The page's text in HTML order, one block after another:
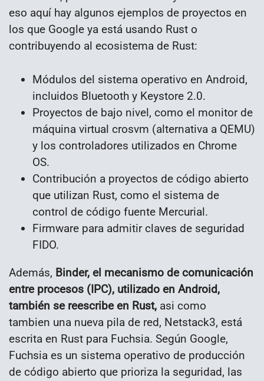
eso aquí hay algunos ejemplos de proyectos en
los que Google ya está usando Rust o
contribuyendo al ecosistema de Rust:
Módulos del sistema operativo en Android,
incluidos Bluetooth y Keystore 2.0.
Proyectos de bajo nivel, como el monitor de
máquina virtual crosvm (alternativa a QEMU)
y los controladores utilizados en Chrome
OS.
Contribución a proyectos de código abierto
que utilizan Rust, como el sistema de
control de código fuente Mercurial.
Firmware para admitir claves de seguridad
FIDO.
Además, Binder, el mecanismo de comunicación
entre procesos (IPC), utilizado en Android,
también se reescribe en Rust, asi como
tambien una nueva pila de red, Netstack3, está
escrita en Rust para Fuchsia. Según Google,
Fuchsia es un sistema operativo de producción
de código abierto que prioriza la seguridad, las